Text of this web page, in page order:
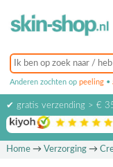
Anderen zochten op peeling •
✔ gratis verzending > €
Home→ Verzorging→